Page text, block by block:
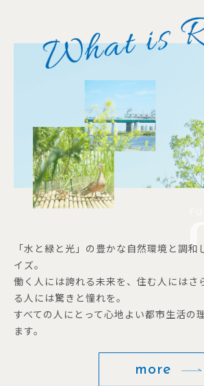
「水と緑と光」の豊かな自然環境と調和
イズ。
働く人には誇れる未来を、住む人にはさ
る人には驚きと憧れを。
すべての人にとって心地よい都市生活の
ます。
more